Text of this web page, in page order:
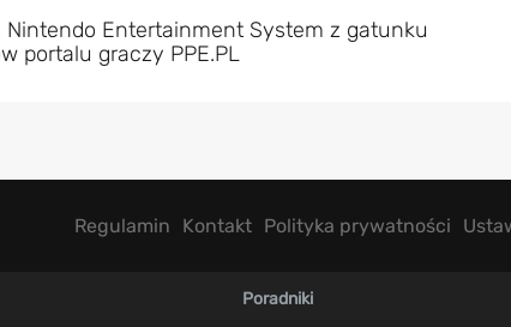
Entertainment System z gatunku
portalu graczy PPE.PL
Regulamin Kontakt Polityka prywatności
Poradniki